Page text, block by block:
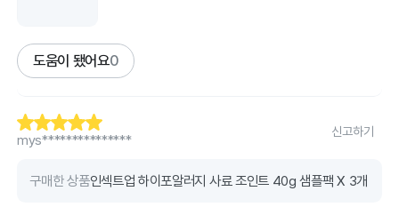
도움이 됐어요0
mys***************
신고하기
구매한 상품인섹트업 하이포알러지 사료 조인트 40g 샘플팩 X 3개